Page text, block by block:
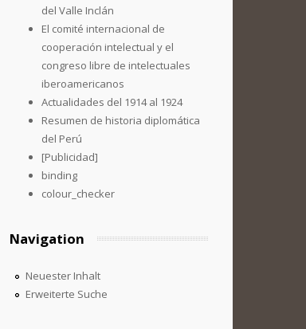
del Valle Inclán
El comité internacional de
cooperación intelectual y el
congreso libre de intelectuales
iberoamericanos
Actualidades del 1914 al 1924
Resumen de historia diplomática
del Perú
[Publicidad]
binding
colour_checker
Navigation
Neuester Inhalt
Erweiterte Suche